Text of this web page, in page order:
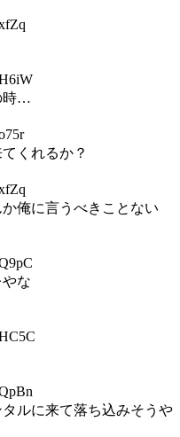
時…
くれるか？
俺に言うべきことない
な
ルに来て落ち込みそうや